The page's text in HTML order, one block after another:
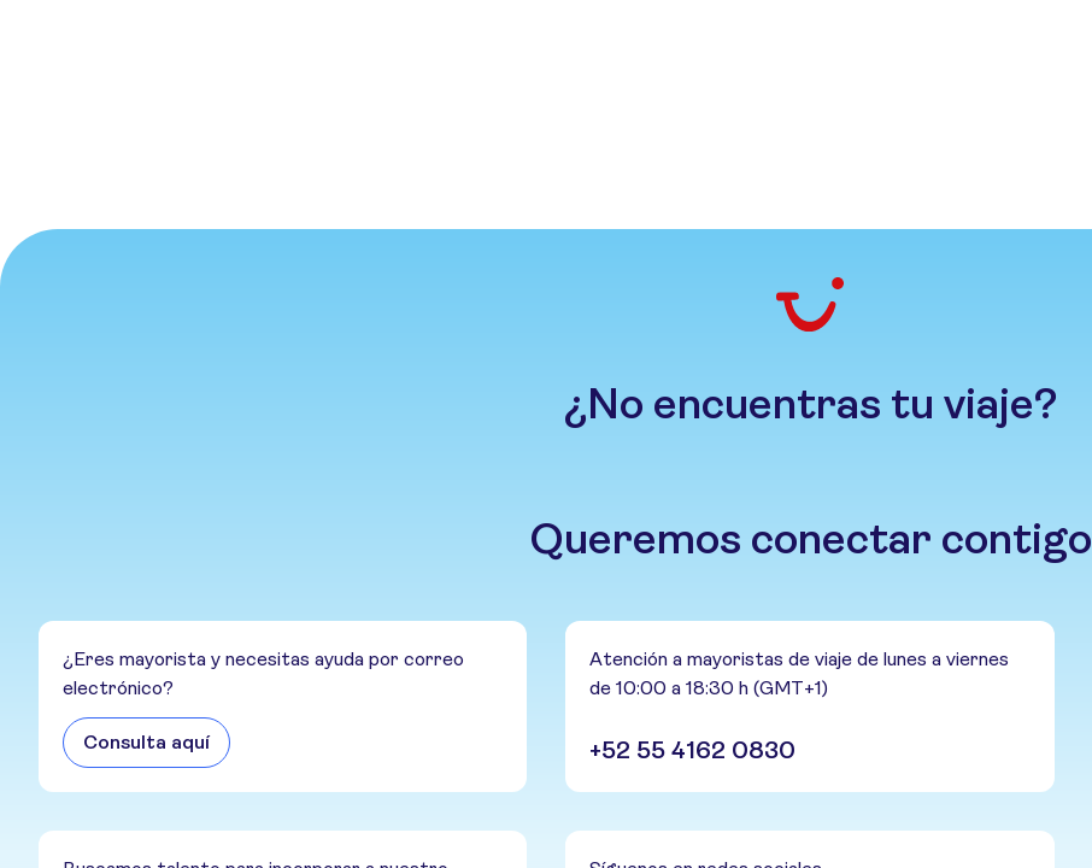
¿No encuentras tu viaje?
Queremos conectar contigo
¿Eres mayorista y necesitas ayuda por correo
electrónico?
Consulta aquí
Atención a mayoristas de viaje de lunes a viernes
de 10:00 a 18:30 h (GMT+1)
+52 55 4162 0830